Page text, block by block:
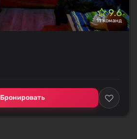
9.6
11 команд
Бронировать